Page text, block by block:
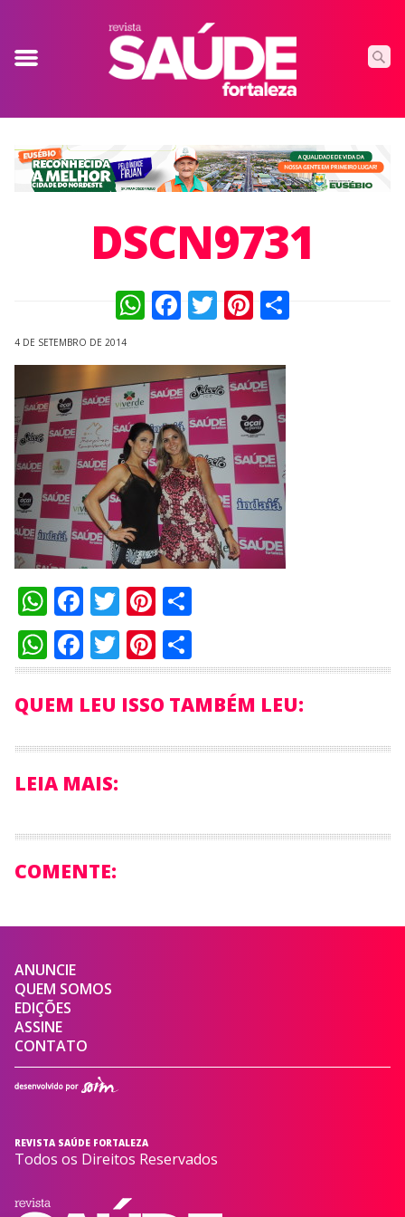
DSCN9731
WhatsApp
Facebook
TwitterPinterest
4 DE SETEMBRO DE 2014
WhatsApp
Facebook
Twitter
Pinterest
Compartilhar
WhatsApp
Facebook
Twitter
Pinterest
Compartilhar
QUEM LEU ISSO TAMBÉM LEU:
LEIA MAIS:
COMENTE:
ANUNCIE
QUEM SOMOS
EDIÇÕES
ASSINE
CONTATO
REVISTA SAÚDE FORTALEZA
Todos os Direitos Reservados